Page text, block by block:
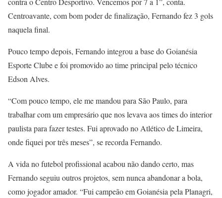
Centroavante, com bom poder de finalização, Fernando fez 3 gols
naquela final.
Pouco tempo depois, Fernando integrou a base do Goianésia
Esporte Clube e foi promovido ao time principal pelo técnico
Edson Alves.
“Com pouco tempo, ele me mandou para São Paulo, para
trabalhar com um empresário que nos levava aos times do interior
paulista para fazer testes. Fui aprovado no Atlético de Limeira,
onde fiquei por três meses”, se recorda Fernando.
A vida no futebol profissional acabou não dando certo, mas
Fernando seguiu outros projetos, sem nunca abandonar a bola,
como jogador amador. “Fui campeão em Goianésia pela Planagri,